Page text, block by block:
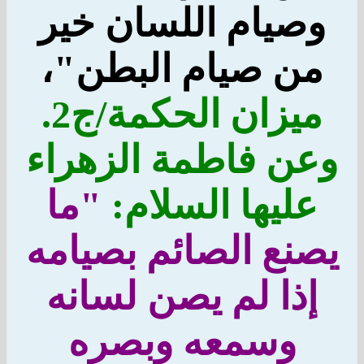
وصيام اللسان خير
من صيام البطن"،
ميزان الحكمة/ج2.
وعن فاطمة الزهراء
عليها السلام: "ما
يصنع الصائم بصيامه
إذا لم يصن لسانه
وسمعه وبصره